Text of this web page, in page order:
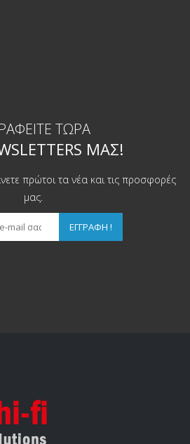
ΤΏΡΑ
ΜΑΣ!
πρώτοι τα νέα και τις προσφορές
μας.
ΕΓΓΡΑΦΉ !